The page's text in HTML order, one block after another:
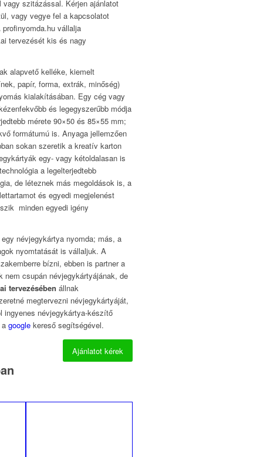
szitázással. Kérjen ajánlatot
vagy vegye fel a kapcsolatot
vállalja
tervezését kis és nagy
alapvető kelléke, kiemelt
papír, forma, extrák, minőség)
kialakításában. Egy cég vagy
és legegyszerűbb módja
mérete 90×50 és 85×55 mm;
formátumú is. Anyaga jellemzően
sokan szeretik a kreatív karton
egy- vagy kétoldalasan is
a legelterjedtebb
de léteznek más megoldások is, a
és egyedi megjelenést
minden egyedi igény
névjegykártya nyomda; más, a
nyomtatását is vállaljuk. A
bízni, ebben is partner a
nem csupán névjegykártyájának, de
tervezésében állnak
megtervezni névjegykártyáját,
ingyenes névjegykártya-készítő
agoogle kereső segítségével.
Ajánlatot kérek